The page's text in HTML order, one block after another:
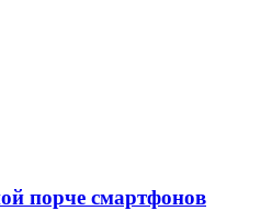
порче смартфонов